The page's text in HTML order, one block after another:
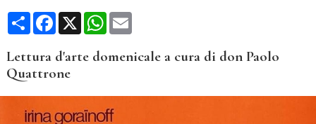
CondividiFacebook
X WhatsApp
Email
Lettura d'arte domenicale a cura di don Paolo
Quattrone